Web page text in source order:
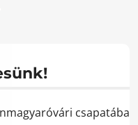
csapatába